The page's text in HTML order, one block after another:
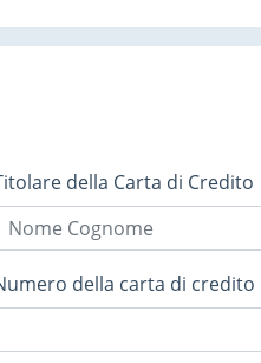
della Carta di Credito
della carta di credito